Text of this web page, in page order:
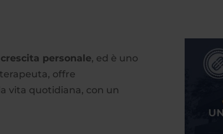
personale, ed è uno
offre
vita quotidiana, con un